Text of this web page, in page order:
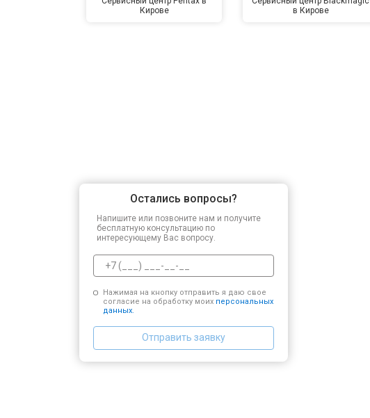
Кирове
в Кирове
Остались вопросы?
Напишите или позвоните нам и получите
бесплатную консультацию по
интересующему Вас вопросу.
Нажимая на кнопку отправить я даю свое
согласие на обработку моих персональных
данных.
Отправить заявку